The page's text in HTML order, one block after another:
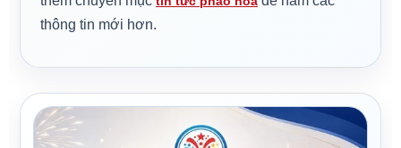
thông tin mới hơn.